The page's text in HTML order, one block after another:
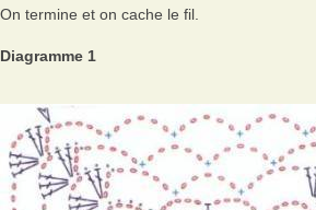
On termine et on cache le fil.
Diagramme 1